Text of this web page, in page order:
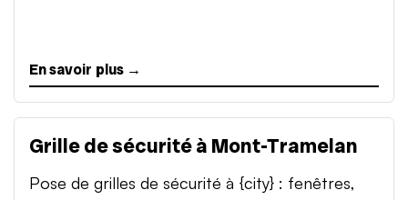
En savoir plus →
Grille de sécurité à Mont-Tramelan
Pose de grilles de sécurité à {city} : fenêtres,